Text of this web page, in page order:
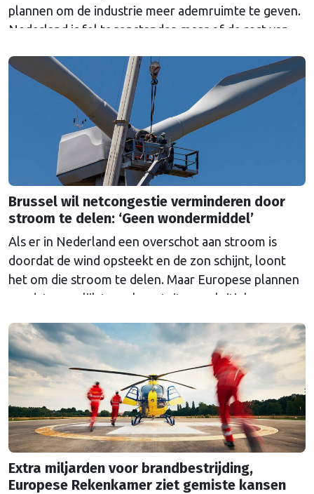
plannen om de industrie meer ademruimte te geven.
Nederland is fel tegenstander, maar of de rest van
Brussel wil netcongestie verminderen door
stroom te delen: ‘Geen wondermiddel’
Als er in Nederland een overschot aan stroom is
doordat de wind opsteekt en de zon schijnt, loont
het om die stroom te delen. Maar Europese plannen
om dat mogelijk te maken stuiten op kritiek.
Extra miljarden voor brandbestrijding,
Europese Rekenkamer ziet gemiste kansen